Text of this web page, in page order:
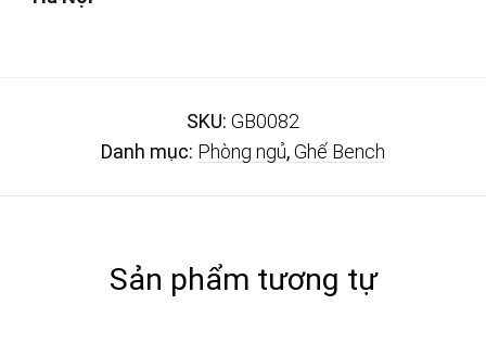
SKU: GB0082
Danh mục: Phòng ngủ,Ghế Bench
Sản phẩm tương tự